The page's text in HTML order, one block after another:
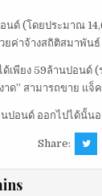
นด์ (โดยประมาณ
ยค่าจ้างสถิติสมาพั
เพียง 59ล้านปอน
าด” สามารถขาย แ
ปอนด์ ออกไปได้นั้
Share: